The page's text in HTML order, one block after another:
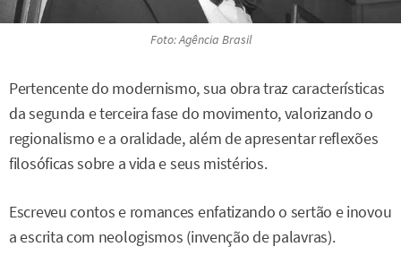
Foto: Agência Brasil
Pertencente do modernismo, sua obra traz características
da segunda e terceira fase do movimento, valorizando o
regionalismo e a oralidade, além de apresentar reflexões
filosóficas sobre a vida e seus mistérios.
Escreveu contos e romances enfatizando o sertão e inovou
a escrita com neologismos (invenção de palavras).